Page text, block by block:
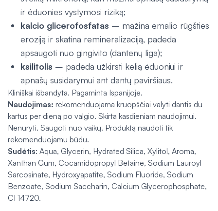
ir ėduonies vystymosi riziką;
kalcio glicerofosfatas – mažina emalio rūgšties
eroziją ir skatina remineralizaciją, padeda
apsaugoti nuo gingivito (dantenų liga);
ksilitolis – padeda užkirsti kelią ėduoniui ir
apnašų susidarymui ant dantų paviršiaus.
Kliniškai išbandyta. Pagaminta Ispanijoje.
Naudojimas: rekomenduojama kruopščiai valyti dantis du
kartus per dieną po valgio. Skirta kasdieniam naudojimui.
Nenuryti. Saugoti nuo vaikų. Produktą naudoti tik
rekomenduojamu būdu.
Sudėtis: Aqua, Glycerin, Hydrated Silica, Xylitol, Aroma,
Xanthan Gum, Cocamidopropyl Betaine, Sodium Lauroyl
Sarcosinate, Hydroxyapatite, Sodium Fluoride, Sodium
Benzoate, Sodium Saccharin, Calcium Glycerophosphate,
CI 14720.